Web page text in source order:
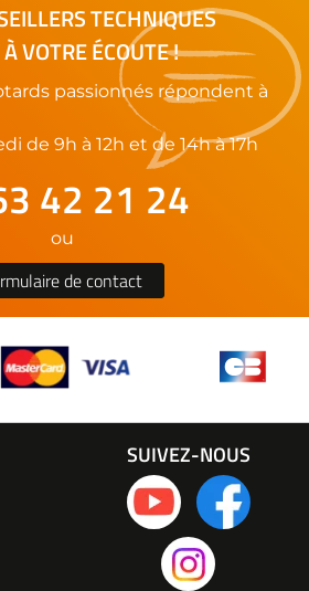
TECHNIQUES
VOTRE ÉCOUTE !
passionnés répondent à
de 9h à 12h et de 14h à 17h
42 21 24
ou
de contact
SUIVEZ-NOUS